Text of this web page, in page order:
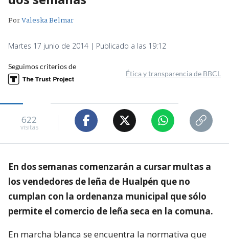
PorValeska Belmar
Martes 17 junio de 2014 | Publicado a las 19:12
Seguimos criterios de
Ética y transparencia de BBCL
622
visitas
En dos semanas comenzarán a cursar multas a
los vendedores de leña de Hualpén que no
cumplan con la ordenanza municipal que sólo
permite el comercio de leña seca en la comuna.
En marcha blanca se encuentra la normativa que